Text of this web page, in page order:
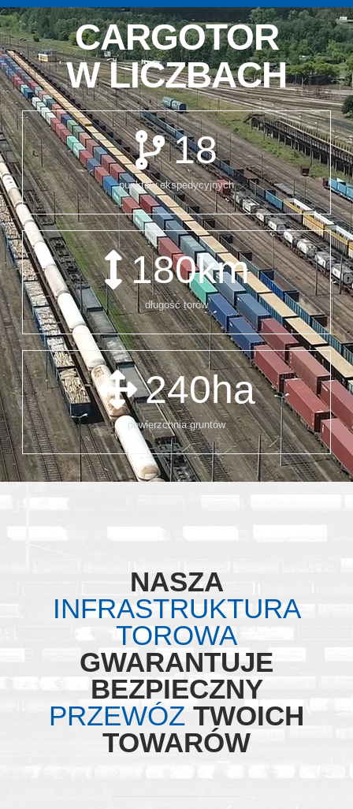
CARGOTOR
W LICZBACH
18
punktów ekspedycyjnych
180km
długość torów
240ha
powierzchnia gruntów
NASZA
INFRASTRUKTURA
TOROWA
GWARANTUJE
BEZPIECZNY
PRZEWÓZ TWOICH
TOWARÓW